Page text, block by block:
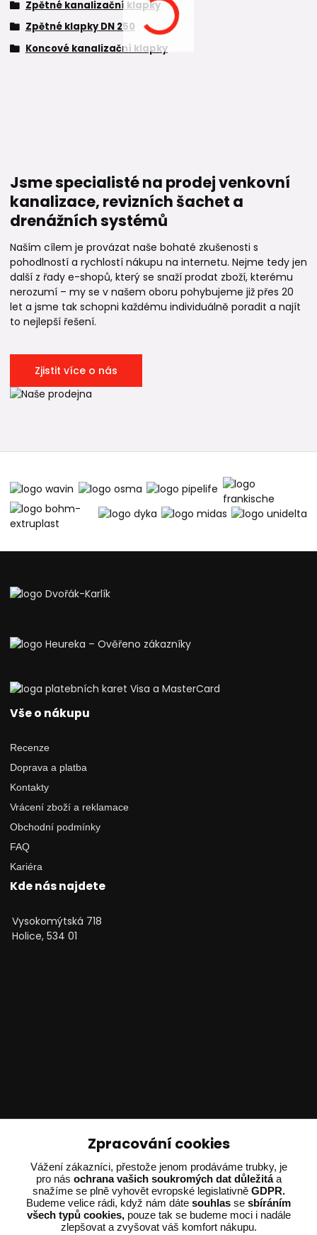
Zpětné kanalizační klapky
Zpětné klapky DN 250
Koncové kanalizační klapky
Jsme specialisté na prodej venkovní
kanalizace, revizních šachet a
drenážních systémů
Naším cílem je provázat naše bohaté zkušenosti s
pohodlností a rychlostí nákupu na internetu. Nejme tedy jen
další z řady e-shopů, který se snaží prodat zboží, kterému
nerozumí – my se v našem oboru pohybujeme již přes 20
let a jsme tak schopni každému individuálně poradit a najít
to nejlepší řešení.
Zjistit více o nás
Vše o nákupu
Recenze
Doprava a platba
Kontakty
Vrácení zboží a reklamace
Obchodní podmínky
FAQ
Kariéra
Kde nás najdete
Vysokomýtská 718
Holice, 534 01
Ing. Adam Dvořák
+420 602 234 254
(Po-Pá 8:00 - 15:00)
potrebujiporadit@dvorak-karlik.cz
Zpracování cookies
Vážení zákazníci, přestože jenom prodáváme trubky, je
pro nás ochrana vašich soukromých dat důležitáa
snažíme se plně vyhovět evropské legislativně GDPR.
Budeme velice rádi, když nám dáte souhlas se sbíráním
všech typů cookies,pouze tak se budeme moci i nadále
zlepšovat a zvyšovat váš komfort nákupu.